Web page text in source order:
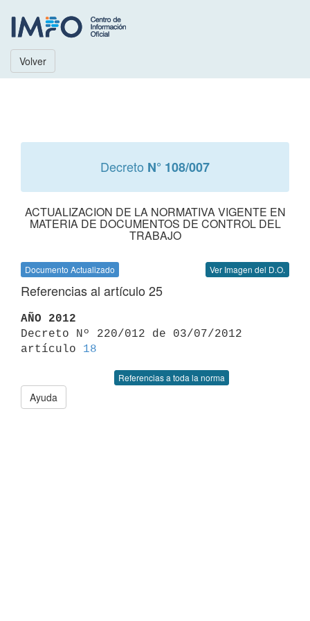
Volver
Decreto N° 108/007
ACTUALIZACION DE LA NORMATIVA VIGENTE EN
MATERIA DE DOCUMENTOS DE CONTROL DEL
TRABAJO
Documento Actualizado Ver Imagen del D.O.
Referencias al artículo 25
AÑO 2012
Decreto Nº 220/012 de 03/07/2012
artículo 18
Referencias a toda la norma
Ayuda